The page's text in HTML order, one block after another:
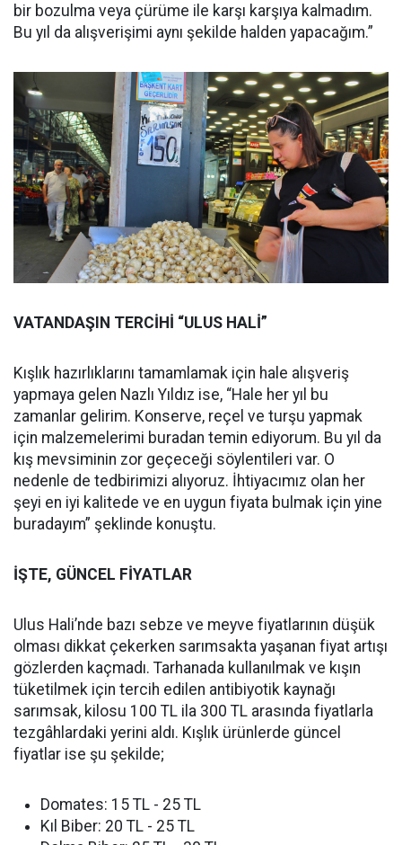
bir bozulma veya çürüme ile karşı karşıya kalmadım.
Bu yıl da alışverişimi aynı şekilde halden yapacağım.”
VATANDAŞIN TERCİHİ “ULUS HALİ”
Kışlık hazırlıklarını tamamlamak için hale alışveriş
yapmaya gelen Nazlı Yıldız ise, “Hale her yıl bu
zamanlar gelirim. Konserve, reçel ve turşu yapmak
için malzemelerimi buradan temin ediyorum. Bu yıl da
kış mevsiminin zor geçeceği söylentileri var. O
nedenle de tedbirimizi alıyoruz. İhtiyacımız olan her
şeyi en iyi kalitede ve en uygun fiyata bulmak için yine
buradayım” şeklinde konuştu.
İŞTE, GÜNCEL FİYATLAR
Ulus Hali’nde bazı sebze ve meyve fiyatlarının düşük
olması dikkat çekerken sarımsakta yaşanan fiyat artışı
gözlerden kaçmadı. Tarhanada kullanılmak ve kışın
tüketilmek için tercih edilen antibiyotik kaynağı
sarımsak, kilosu 100 TL ila 300 TL arasında fiyatlarla
tezgâhlardaki yerini aldı. Kışlık ürünlerde güncel
fiyatlar ise şu şekilde;
Domates: 15 TL - 25 TL
Kıl Biber: 20 TL - 25 TL